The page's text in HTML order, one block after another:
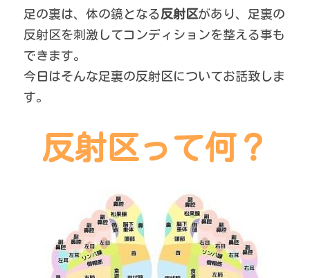
足の裏は、体の鏡となる反射区があり、足裏の
反射区を刺激してコンディションを整える事も
できます。
今日はそんな足裏の反射区についてお話致しま
す。
反射区って何？